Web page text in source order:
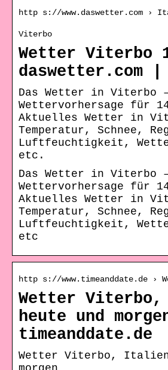
http s://www.daswetter.com ›
Viterbo
Wetter Viterbo
daswetter.com |
Das Wetter in Viterbo
Wettervorhersage für
Aktuelles Wetter in
Temperatur, Schnee,
Luftfeuchtigkeit,
etc.
Das Wetter in Viterbo
Wettervorhersage für
Aktuelles Wetter in
Temperatur, Schnee,
Luftfeuchtigkeit,
etc
http s://www.timeanddate.de ›
Wetter
heute und
timeanddate.de
Wetter Viterbo, Italien